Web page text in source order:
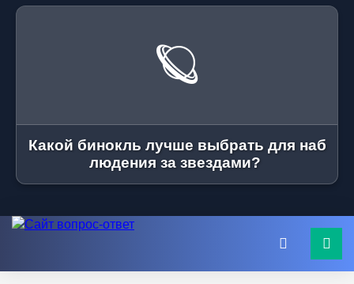
🪐
Какой бинокль лучше выбрать для наб
людения за звездами?